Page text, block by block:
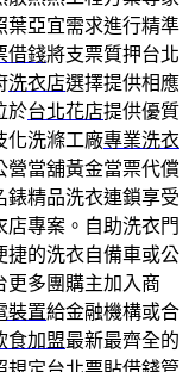
葉亞宜需求進行精準
借錢將支票質押台北
洗衣店選擇提供相應
於台北花店提供優質
化洗滌工廠專業洗衣
營當舖黃金當票代償
錶精品洗衣連鎖享受
店專案。自助洗衣門
捷的洗衣自備車或公
更多團購主加入商
裝置給金融機構或合
食加盟最新最齊全的